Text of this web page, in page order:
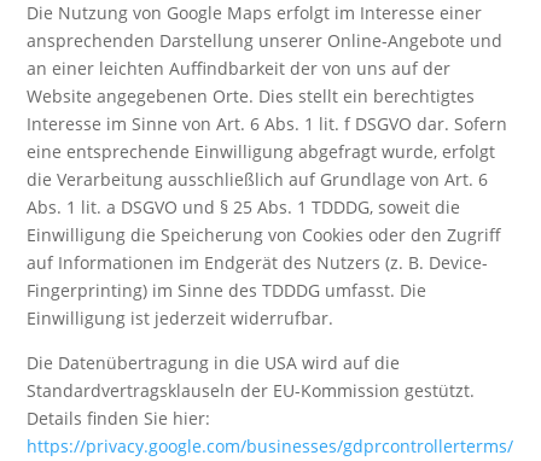
Die Nutzung von Google Maps erfolgt im Interesse einer
ansprechenden Darstellung unserer Online-Angebote und
an einer leichten Auffindbarkeit der von uns auf der
Website angegebenen Orte. Dies stellt ein berechtigtes
Interesse im Sinne von Art. 6 Abs. 1 lit. f DSGVO dar. Sofern
eine entsprechende Einwilligung abgefragt wurde, erfolgt
die Verarbeitung ausschließlich auf Grundlage von Art. 6
Abs. 1 lit. a DSGVO und § 25 Abs. 1 TDDDG, soweit die
Einwilligung die Speicherung von Cookies oder den Zugriff
auf Informationen im Endgerät des Nutzers (z. B. Device-
Fingerprinting) im Sinne des TDDDG umfasst. Die
Einwilligung ist jederzeit widerrufbar.
Die Datenübertragung in die USA wird auf die
Standardvertragsklauseln der EU-Kommission gestützt.
Details finden Sie hier:
https://privacy.google.com/businesses/gdprcontrollerterms/